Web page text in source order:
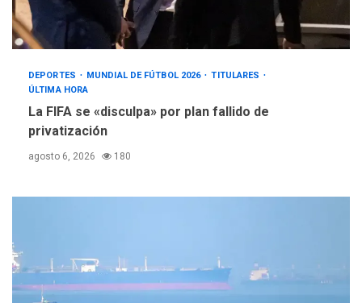
DEPORTES MUNDIAL DE FÚTBOL 2026
TITULARES
ÚLTIMA HORA
La FIFA se «disculpa» por plan fallido de
privatización
agosto 6, 2026 180